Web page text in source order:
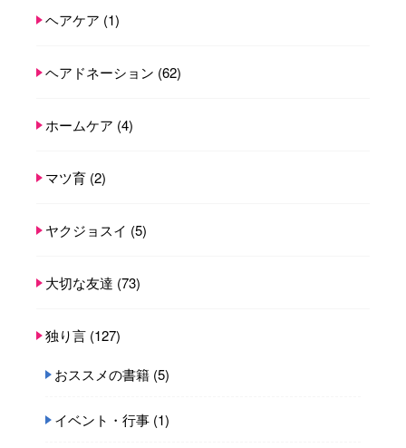
ヘアケア (1)
ヘアドネーション (62)
ホームケア (4)
マツ育 (2)
ヤクジョスイ (5)
大切な友達 (73)
独り言 (127)
おススメの書籍 (5)
イベント・行事 (1)